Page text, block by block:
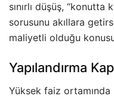
sınırlı düşüş,
sorusunu akıllara
maliyetli olduğu
Yapılandırma
Yüksek faiz